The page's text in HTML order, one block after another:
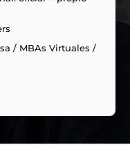
/ MBAs Virtuales /